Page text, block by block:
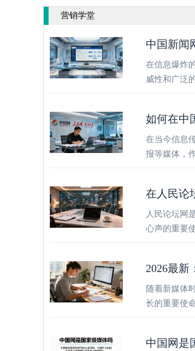
营销学堂
中国新闻
在信息爆炸
威性和广泛
如何在中
在当今信息
报等媒体，
在人民论
人民论坛网
心声的重要
2026最新
随着新媒体
长的重要使
中国网是